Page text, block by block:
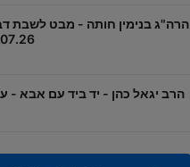
הרה"ג בנימין חותה - מבט לשבת
16.07.26
הרב יגאל כהן - יד ביד עם אבא -